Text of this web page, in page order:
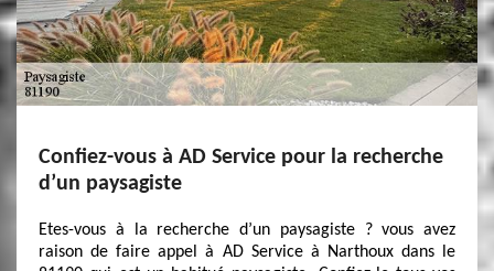
Confiez-vous à AD Service pour la recherche
d’un paysagiste
Etes-vous à la recherche d’un paysagiste ? vous avez
raison de faire appel à AD Service à Narthoux dans le